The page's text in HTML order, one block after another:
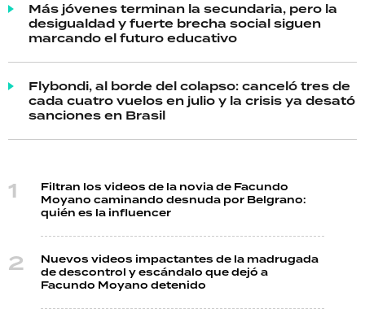
Más jóvenes terminan la secundaria, pero la
desigualdad y fuerte brecha social siguen
marcando el futuro educativo
Flybondi, al borde del colapso: canceló tres de
cada cuatro vuelos en julio y la crisis ya desató
sanciones en Brasil
Filtran los videos de la novia de Facundo
Moyano caminando desnuda por Belgrano:
quién es la influencer
Nuevos videos impactantes de la madrugada
de descontrol y escándalo que dejó a
Facundo Moyano detenido